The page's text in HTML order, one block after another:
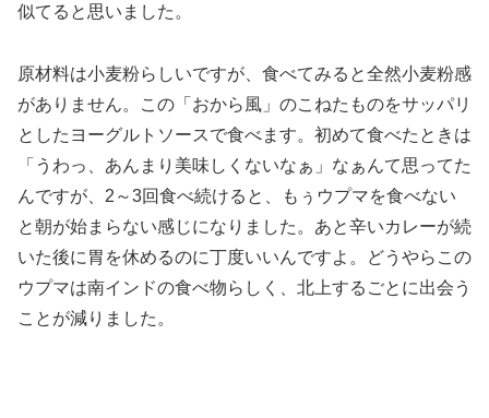
似てると思いました。
原材料は小麦粉らしいですが、食べてみると全然小麦粉感
がありません。この「おから風」のこねたものをサッパリ
としたヨーグルトソースで食べます。初めて食べたときは
「うわっ、あんまり美味しくないなぁ」なぁんて思ってた
んですが、2～3回食べ続けると、もぅウプマを食べない
と朝が始まらない感じになりました。あと辛いカレーが続
いた後に胃を休めるのに丁度いいんですよ。どうやらこの
ウプマは南インドの食べ物らしく、北上するごとに出会う
ことが減りました。